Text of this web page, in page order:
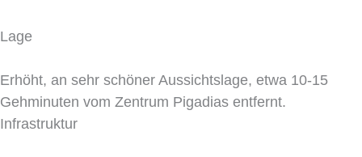
Lage
Erhöht, an sehr schöner Aussichtslage, etwa 10-15
Gehminuten vom Zentrum Pigadias entfernt.
Infrastruktur